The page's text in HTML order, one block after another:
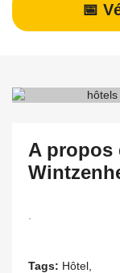
📅
A propos
Tags: Hôtel,